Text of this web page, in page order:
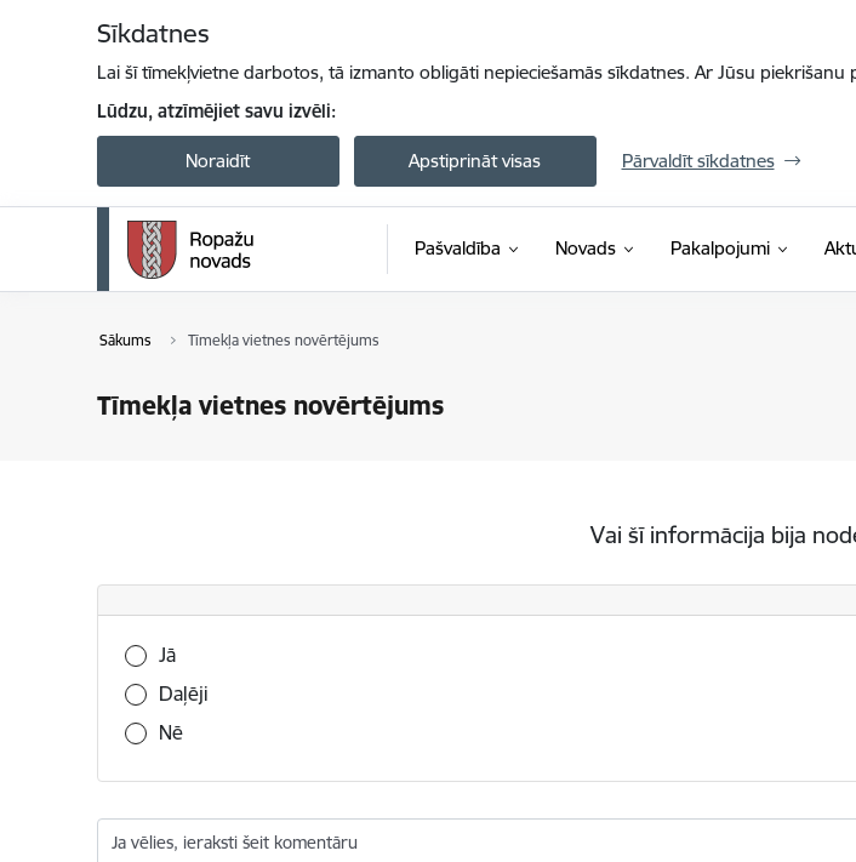
Sīkdatnes
Lai šī tīmekļvietne darbotos, tā izmanto obligāti nepieciešamās sīkdatnes. Ar Jūsu
Lūdzu, atzīmējiet savu izvēli:
Noraidīt Apstiprināt visas Pārvaldīt sīkdatnes
Pašvaldība Novads Pakalpojumi
Sākums Tīmekļa vietnes novērtējums
Tīmekļa vietnes novērtējums
Vai šī informācija bija
Vai šī informācija bija noderīga?
Jā
Daļēji
Nē
Ja vēlies, ieraksti šeit komentāru